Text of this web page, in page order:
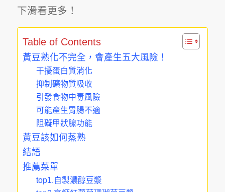
下滑看更多！
Table of Contents
黃豆熟化不完全，會產生五大風險！
干擾蛋白質消化
抑制礦物質吸收
引發食物中毒風險
可能產生胃腸不適
阻礙甲狀腺功能
黃豆該如何蒸熟
結語
推薦菜單
top1.自製濃醇豆漿